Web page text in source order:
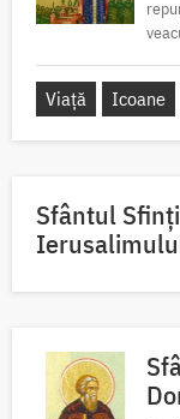
Viață Icoane
Sfântul